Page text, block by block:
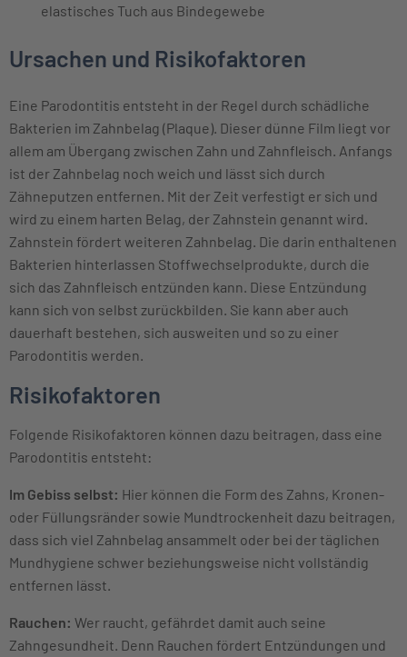
elastisches Tuch aus Bindegewebe
Ursachen und Risikofaktoren
Eine Parodontitis entsteht in der Regel durch schädliche
Bakterien im Zahnbelag (Plaque). Dieser dünne Film liegt vor
allem am Übergang zwischen Zahn und Zahnfleisch. Anfangs
ist der Zahnbelag noch weich und lässt sich durch
Zähneputzen entfernen. Mit der Zeit verfestigt er sich und
wird zu einem harten Belag, der Zahnstein genannt wird.
Zahnstein fördert weiteren Zahnbelag. Die darin enthaltenen
Bakterien hinterlassen Stoffwechselprodukte, durch die
sich das Zahnfleisch entzünden kann. Diese Entzündung
kann sich von selbst zurückbilden. Sie kann aber auch
dauerhaft bestehen, sich ausweiten und so zu einer
Parodontitis werden.
Risikofaktoren
Folgende Risikofaktoren können dazu beitragen, dass eine
Parodontitis entsteht:
Im Gebiss selbst: Hier können die Form des Zahns, Kronen-
oder Füllungsränder sowie Mundtrockenheit dazu beitragen,
dass sich viel Zahnbelag ansammelt oder bei der täglichen
Mundhygiene schwer beziehungsweise nicht vollständig
entfernen lässt.
Rauchen: Wer raucht, gefährdet damit auch seine
Zahngesundheit. Denn Rauchen fördert Entzündungen und